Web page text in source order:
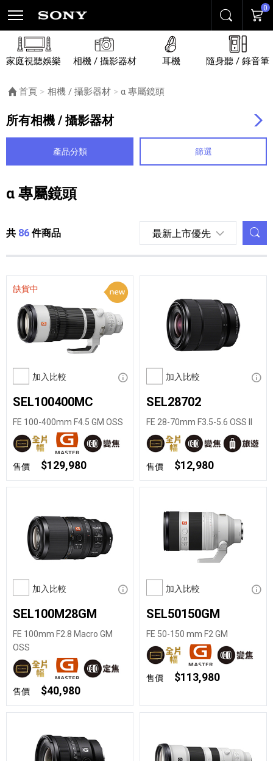
搜尋 購物
0
家庭視聽娛樂 相機 / 攝影器材 耳機 隨身聽 / 錄音筆
首頁 相機 / 攝影器材 目前頁面：
α 專屬鏡頭
所有相機 / 攝影器材
產品分類 篩選
α 專屬鏡頭
列表內容
共 86 件商品
加入比較 顯示資訊
缺貨中
SEL100400MC
FE 100-400mm F4.5 GM OSS
售價 $129,980
加入比較 顯示
SEL28702
FE 28-70mm F3.5-5.6 OSS II
售價 $12,980
加入比較 顯示資訊
SEL100M28GM
FE 100mm F2.8 Macro GM
OSS
售價 $40,980
加入比較 顯示
SEL50150GM
FE 50-150 mm F2 GM
售價 $113,980